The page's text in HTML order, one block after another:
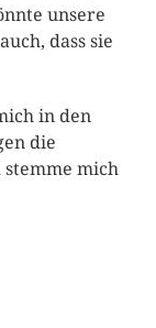
unsere
dass sie
in den
die
mich